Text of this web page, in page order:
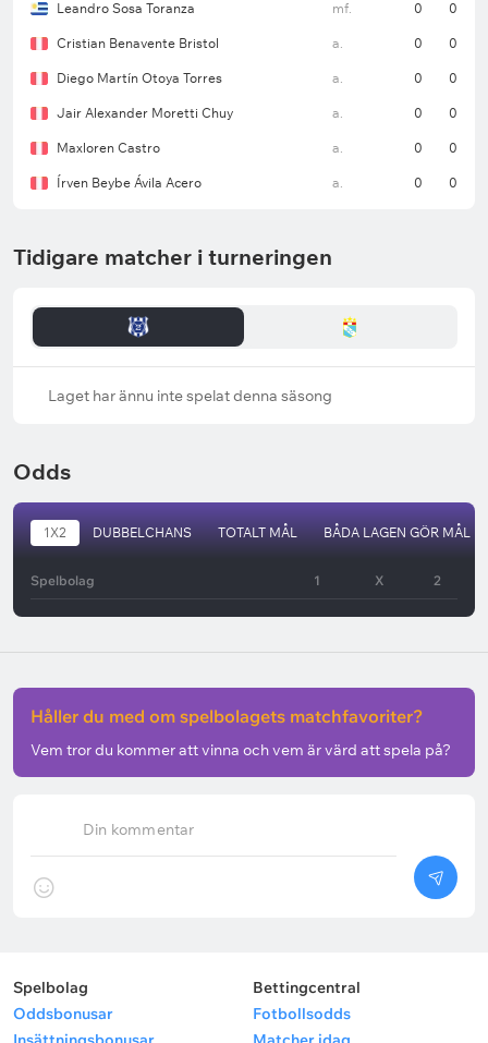
Leandro Sosa Toranza mf. 0 0
Cristian Benavente Bristol a. 0 0
Diego Martín Otoya Torres a. 0 0
Jair Alexander Moretti Chuy a. 0 0
Maxloren Castro a. 0 0
Írven Beybe Ávila Acero a. 0 0
Tidigare matcher i turneringen
Laget har ännu inte spelat denna säsong
Odds
1X2 DUBBELCHANS TOTALT MÅL BÅDA LAGEN GÖR MÅL
Spelbolag 1 X 2
Din kommentar
Håller du med om spelbolagets matchfavoriter?
Vem tror du kommer att vinna och vem är värd att spela på?
Spelbolag
Oddsbonusar
Bettingcentral
Fotbollsodds